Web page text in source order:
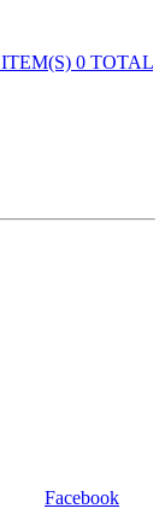
ITEM(S) 0 TOTAL
Facebook